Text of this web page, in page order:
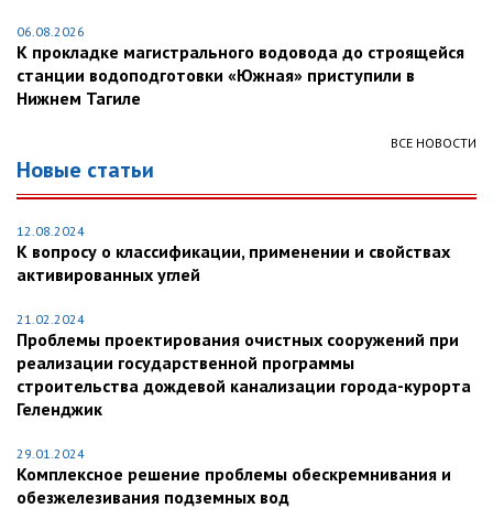
06.08.2026
К прокладке магистрального водовода до строящейся
станции водоподготовки «Южная» приступили в
Нижнем Тагиле
ВСЕ НОВОСТИ
Новые статьи
12.08.2024
К вопросу о классификации, применении и свойствах
активированных углей
21.02.2024
Проблемы проектирования очистных сооружений при
реализации государственной программы
строительства дождевой канализации города-курорта
Геленджик
29.01.2024
Комплексное решение проблемы обескремнивания и
обезжелезивания подземных вод